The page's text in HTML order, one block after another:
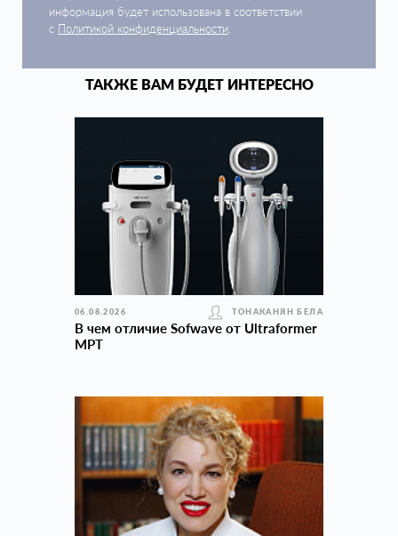
информация будет использована в соответствии
с Политикой конфиденциальности
ТАКЖЕ ВАМ БУДЕТ ИНТЕРЕСНО
06.08.2026 ТОНАКАНЯН БЕЛА
В чем отличие Sofwave от Ultraformer
MPT